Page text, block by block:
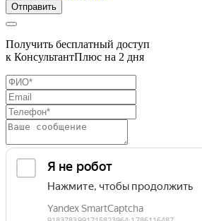
Отправить
Получить бесплатный доступ
к КонсультантПлюс на 2 дня